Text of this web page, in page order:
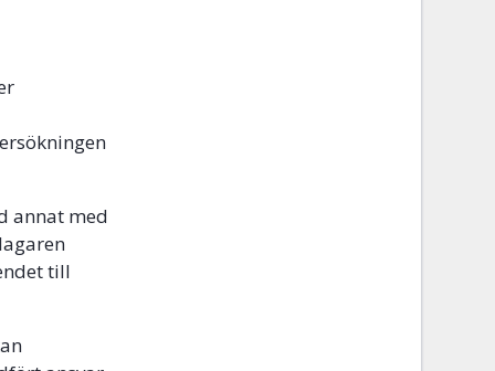
annat med
till